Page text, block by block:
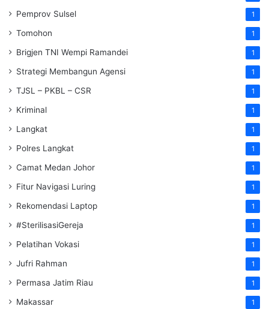
Pemprov Sulsel 1
Tomohon 1
Brigjen TNI Wempi Ramandei 1
Strategi Membangun Agensi 1
TJSL – PKBL – CSR 1
Kriminal 1
Langkat 1
Polres Langkat 1
Camat Medan Johor 1
Fitur Navigasi Luring 1
Rekomendasi Laptop 1
#SterilisasiGereja 1
Pelatihan Vokasi 1
Jufri Rahman 1
Permasa Jatim Riau 1
Makassar 1